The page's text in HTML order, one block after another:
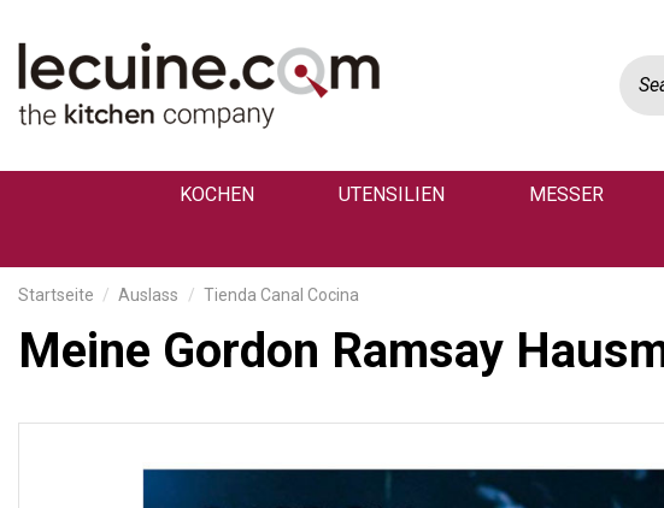
KOCHEN UTENSILIEN MESSER
Startseite Auslass Tienda Canal Cocina
Meine Gordon Ramsay